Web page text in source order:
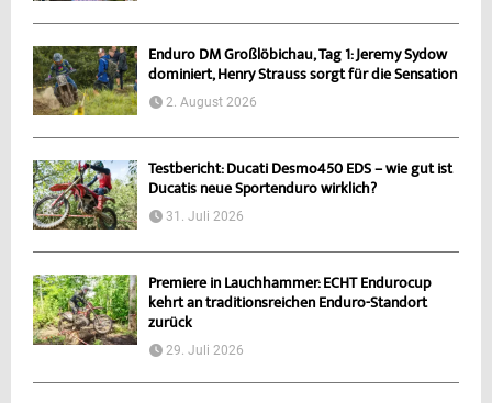
Enduro DM Großlöbichau, Tag 1: Jeremy Sydow
dominiert, Henry Strauss sorgt für die Sensation
2. August 2026
Testbericht: Ducati Desmo450 EDS – wie gut ist
Ducatis neue Sportenduro wirklich?
31. Juli 2026
Premiere in Lauchhammer: ECHT Endurocup
kehrt an traditionsreichen Enduro-Standort
zurück
29. Juli 2026